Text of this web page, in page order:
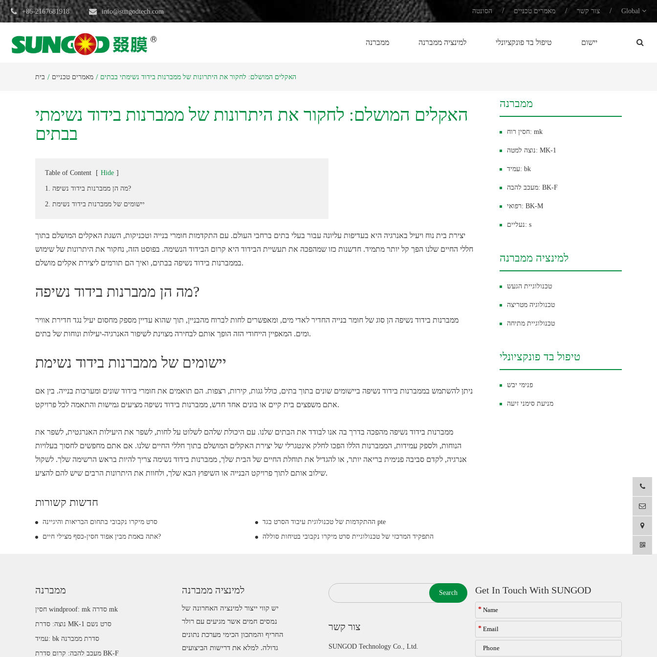
+86-2167681918 info@sungodtech.com הסונטה / מאמרים טכניים / צור קשר / Global
ממברנה למינציה ממברנה טיפול בד פונקציונלי יישום
בית מאמרים טכניים האקלים המושלם: לחקור את היתרונות של ממברנות בידוד נשימתי בבתים
האקלים המושלם: לחקור את היתרונות של ממברנות בידוד נשימתי
בבתים
Table of Content [ Hide ]
1. מה הן ממברנות בידוד נשיפה?
2. יישומים של ממברנות בידוד נשימת
יצירת בית נוח ויעיל באנרגיה היא בעדיפות עליונה עבור בעלי בתים ברחבי העולם. עם התקדמות חומרי בנייה וטכניקות, השגת האקלים המושלם בתוך
חללי החיים שלנו הפך קל יותר מתמיד. חדשנות כזו שמהפכה את תעשיית הבידוד היא קרום הבידוד הנשימה. בפוסט הזה, נחקור את היתרונות של שימוש
בממברנות בידוד נשיפה בבתים, ואיך הם תורמים ליצירת אקלים מושלם.
מה הן ממברנות בידוד נשיפה?
ממברנות בידוד נשיפה הן סוג של חומר בנייה החדיר לאדי מים, ומאפשרים לחות לברוח מהבניין, תוך שהוא עדיין מספק מחסום יעיל נגד חדירת אוויר
ומים. המאפיין הייחודי הזה הופך אותם לבחירה מצוינת לשיפור האנרגיה-יעילות ונוחות של בתים.
יישומים של ממברנות בידוד נשימת
ניתן להשתמש בממברנות בידוד נשיפה ביישומים שונים בתוך בתים, כולל גגות, קירות, רצפות. הם תואמים את חומרי בידוד שונים ומערכות בנייה. בין אם
אתם משפצים בית קיים או בונים אחד חדש, ממברנות בידוד נשיפה מציעים גמישות והתאמה לכל פרויקט.
ממברנות בידוד נשיפה מהפכה בדרך בה אנו לבודד את הבתים שלנו. עם היכולת שלהם לשלוט על לחות, לשפר את היעילות האנרגטית, לשפר את
הנוחות, ולספק עמידות, הממברנות הללו הפכו לחלק אינטגרלי של יצירת האקלים המושלם בתוך חללי החיים שלנו. אם אתם מחפשים לחסוך בעלויות
אנרגיה, לקדם סביבה פנימית בריאה יותר, או להגדיל את תוחלת החיים של הבית שלך, ממברנות בידוד נשימה צריך להיות בראש הרשימה שלך. לשקול
שילוב אותם לתוך פרויקט הבנייה או השיפוץ הבא שלך, ולחוות את היתרונות הרבים שיש להם להציע.
חדשות קשורות
סרט מיקרו נקבובי בתחום הבריאות והיגיינה
ההתקדמות של טכנולוגית עיבוד הסרט בגד pte
אתה באמת מבין אפוד חסין-כסף מצילי חיים?
התפקיד המרכזי של טכנולוגיית סרט מיקרו נקבובי בטיחות סוללה
ממברנה
חסין רוח: mk
נוצה למטה: MK-1
עמיד: bk
מעכב להבה: BK-F
רפואי: BK-M
נעליים: s
למינציה ממברנה
טכנולוגיית הגעש
טכנולוגיה מטריצה
טכנולוגיית מתיחה
טיפול בד פונקציונלי
פנימי יבש
מניעת סימני זיעה
ממברנה
חסין windproof: mk סדרה mk
נוצה: סדרת MK-1 סרט נשם
עמיד: bk סדרת ממברנה
מעכב להבה: קרום סדרת BK-F
למינציה ממברנה
יש קווי ייצור למינציה האחרונה של
נמסים חמים אשר מגיעים עם רולר
החריף והמתכון הכימי מערכת נתונים
גדולה. למלא את דרישות הביצועים
Search
צור קשר
SUNGOD Technology Co., Ltd.
Get In Touch With SUNGOD
*
*